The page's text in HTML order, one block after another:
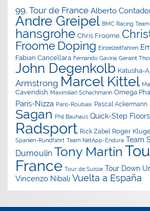
99. Tour de France Alberto
Andre Greipel BMC Racing Team
hansgrohe Chris Froome
Froome Doping Einzelzeitfahren
Fabian Cancellara Fernando Gaviria Geraint
John Degenkolb Katusha-
Armstrong Marcel Kittel
Cavendish Maximilian Schachmann Omega
Paris-Nizza Paris-Roubaix Pascal Ackermann
Sagan Phil Bauhaus Quick-Step Floors
Radsport Rick Zabel Roger
Spanien-Rundfahrt Team NetApp-Endura Team
Dumoulin Tony Martin
France Tour de Suisse Tour Down
Vincenzo Nibali Vuelta a España